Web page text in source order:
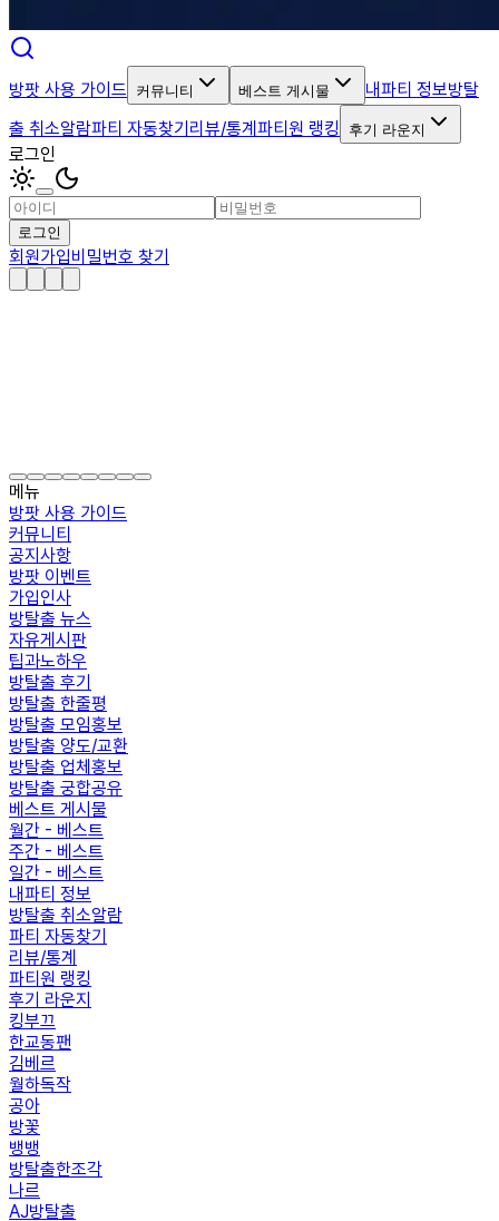
방팟 사용 가이드 커뮤니티 베스트 게시물 내파티 정보방탈
출 취소알람파티 자동찾기리뷰/통계파티원 랭킹 후기 라운지
로그인
로그인
회원가입비밀번호 찾기
메뉴
방팟 사용 가이드
커뮤니티
공지사항
방팟 이벤트
가입인사
방탈출 뉴스
자유게시판
팁과노하우
방탈출 후기
방탈출 한줄평
방탈출 모임홍보
방탈출 양도/교환
방탈출 업체홍보
방탈출 궁합공유
베스트 게시물
월간 - 베스트
주간 - 베스트
일간 - 베스트
내파티 정보
방탈출 취소알람
파티 자동찾기
리뷰/통계
파티원 랭킹
후기 라운지
킹부끄
한교동팬
김베르
월하독작
공아
방꽃
뱅뱅
방탈출한조각
나르
AJ방탈출